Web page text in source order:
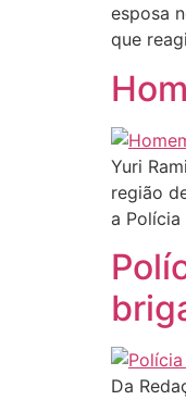
esposa
que
Yuri
região
a
Da